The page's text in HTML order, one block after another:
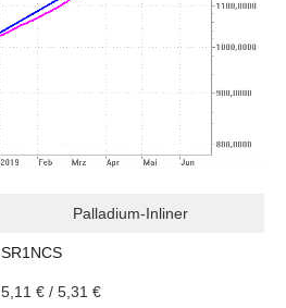
Palladium-Inliner
SR1NCS
5,11 € / 5,31 €